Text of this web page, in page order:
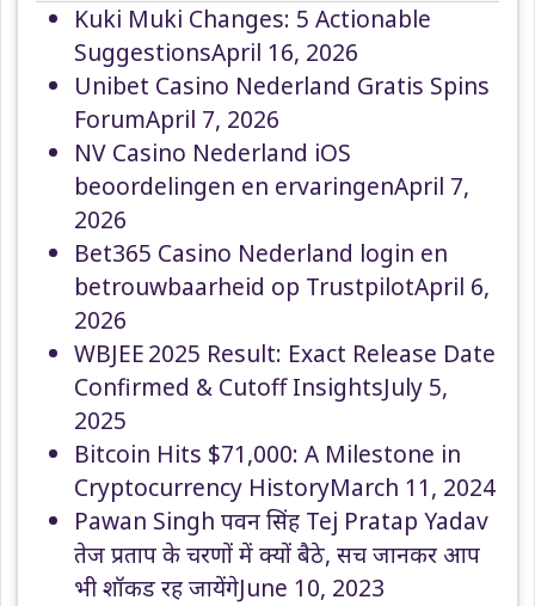
Kuki Muki Changes: 5 Actionable
SuggestionsApril 16, 2026
Unibet Casino Nederland Gratis Spins
ForumApril 7, 2026
NV Casino Nederland iOS
beoordelingen en ervaringenApril 7,
2026
Bet365 Casino Nederland login en
betrouwbaarheid op TrustpilotApril 6,
2026
WBJEE 2025 Result: Exact Release Date
Confirmed & Cutoff InsightsJuly 5,
2025
Bitcoin Hits $71,000: A Milestone in
Cryptocurrency HistoryMarch 11, 2024
Pawan Singh पवन सिंह Tej Pratap Yadav
तेज प्रताप के चरणों में क्यों बैठे, सच जानकर आप
भी शॉकड रह जायेंगेJune 10, 2023